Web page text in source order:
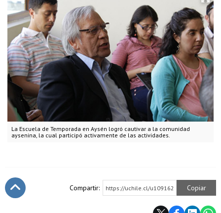
La Escuela de Temporada en Aysén logró cautivar a la comunidad
aysenina, la cual participó activamente de las actividades.
Compartir: https://uchile.cl/u109162 Copiar